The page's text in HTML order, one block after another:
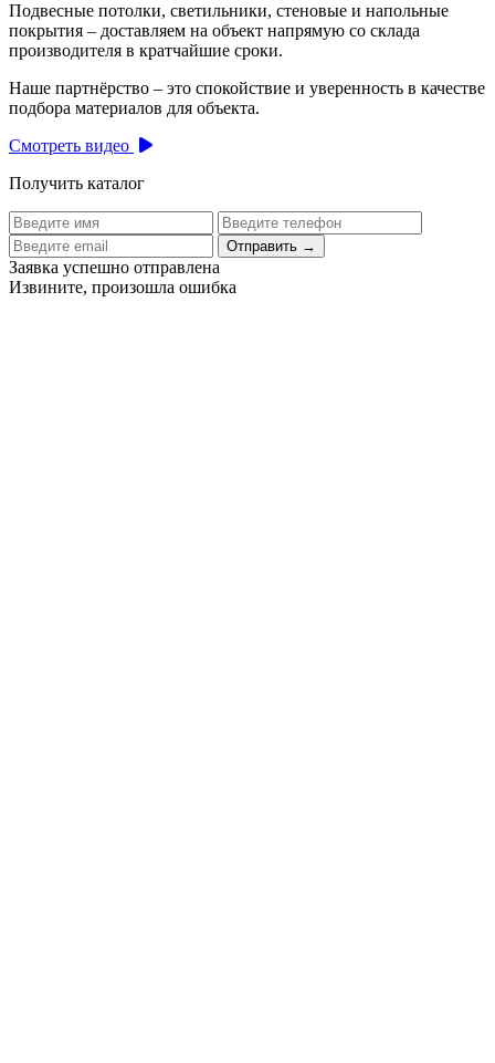
Подвесные потолки, светильники, стеновые и напольные
покрытия – доставляем на объект напрямую со склада
производителя в кратчайшие сроки.
Наше партнёрство – это спокойствие и уверенность в качестве
подбора материалов для объекта.
Смотреть видео
Получить каталог
Отправить →
Заявка успешно отправлена
Извините, произошла ошибка